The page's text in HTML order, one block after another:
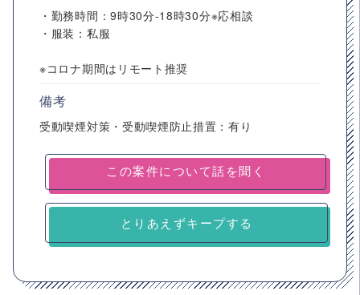
・勤務時間：9時30分-18時30分※応相談
・服装：私服
※コロナ期間はリモート推奨
備考
受動喫煙対策・受動喫煙防止措置：有り
とりあえずキープする